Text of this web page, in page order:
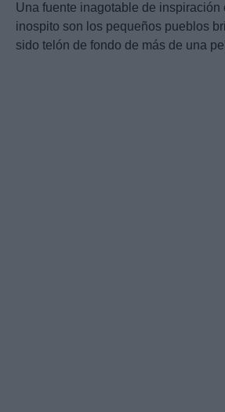
Una fuente inagotable de inspiración
inospito son los pequeños pueblos
sido telón de fondo de más de una